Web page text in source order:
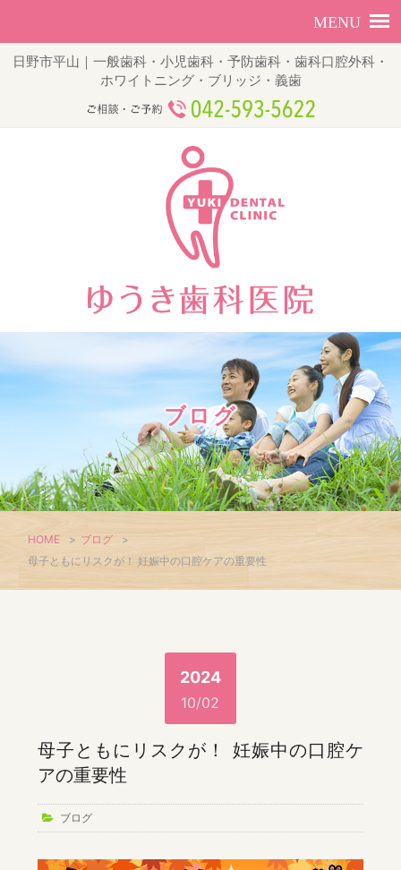
日野市平山｜一般歯科・小児歯科・予防歯科・歯科口腔外科・
ホワイトニング・ブリッジ・義歯
ブログ
HOME > ブログ
>
母子ともにリスクが！ 妊娠中の口腔ケアの重要性
2024
10/02
母子ともにリスクが！ 妊娠中の口腔ケ
アの重要性
ブログ